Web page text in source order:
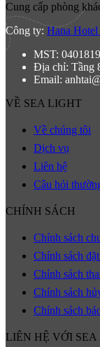
Cung cấp phòng
Công ty: Hana
MST:
Địa chỉ: Tầng
Email:
VỀ SEA LIGHT
Về chúng tôi
Dịch vụ
Liên hệ
Câu hỏi
CHÍNH SÁCH
Chính sách
Chính sách
Chính sách
Chính sách
Chính sách
LIÊN HỆ VỚI